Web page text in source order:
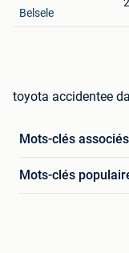
Belsele
toyota accidentee
Mots-clés associés
Mots-clés